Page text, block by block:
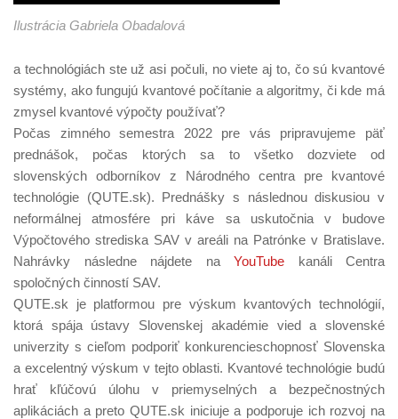
Ilustrácia Gabriela Obadalová
a technológiách ste už asi počuli, no viete aj to, čo sú kvantové
systémy, ako fungujú kvantové počítanie a algoritmy, či kde má
zmysel kvantové výpočty používať?
Počas zimného semestra 2022 pre vás pripravujeme päť
prednášok, počas ktorých sa to všetko dozviete od
slovenských odborníkov z Národného centra pre kvantové
technológie (QUTE.sk). Prednášky s následnou diskusiou v
neformálnej atmosfére pri káve sa uskutočnia v budove
Výpočtového strediska SAV v areáli na Patrónke v Bratislave.
Nahrávky následne nájdete na YouTube kanáli Centra
spoločných činností SAV.
QUTE.sk je platformou pre výskum kvantových technológií,
ktorá spája ústavy Slovenskej akadémie vied a slovenské
univerzity s cieľom podporiť konkurencieschopnosť Slovenska
a excelentný výskum v tejto oblasti. Kvantové technológie budú
hrať kľúčovú úlohu v priemyselných a bezpečnostných
aplikáciách a preto QUTE.sk iniciuje a podporuje ich rozvoj na